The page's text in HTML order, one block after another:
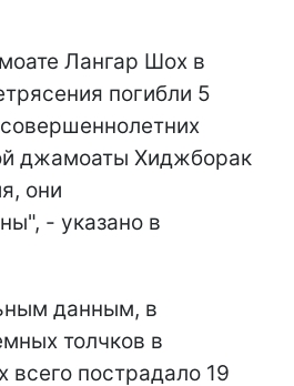
Лангар Шох в
погибли 5
джамоаты Хиджборак
они
- указано в
данным, в
толчков в
всего пострадало 19